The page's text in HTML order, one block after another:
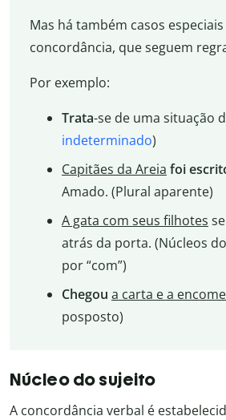
Mas há também casos
concordância, que seguem
Por exemplo:
Trata-se de uma situação
indeterminado)
Capitães da Areia foi
Amado. (Plural aparente)
A gata com seus filhotes se
atrás da porta. (Núcleos
por “com”)
Chegou a carta e a
posposto)
Núcleo do sujeito
A concordância verbal é